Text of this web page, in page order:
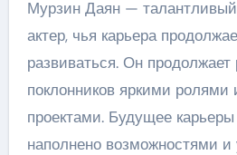
Мурзин Даян —
актер, чья карьера
развиваться. Он продолжает
поклонников яркими
проектами. Будущее
наполнено возможностями